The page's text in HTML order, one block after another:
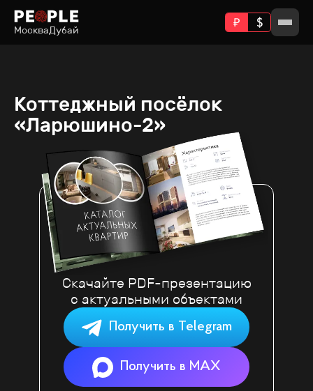
МоскваДубай
Коттеджный посёлок
«Ларюшино-2»
Скачайте PDF-презентацию
с актуальными объектами
Получить в Telegram
Получить в MAX